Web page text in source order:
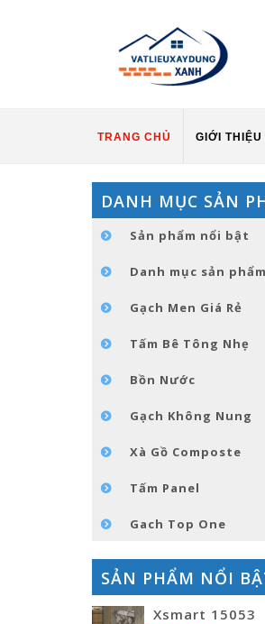
TRANG CHỦ GIỚI THIỆU
DANH MỤC SẢN
Sản phẩm nổi bật
Danh mục sản phẩm
Gạch Men Giá Rẻ
Tấm Bê Tông Nhẹ
Bồn Nước
Gạch Không Nung
Xà Gồ Composte
Tấm Panel
Gach Top One
SẢN PHẨM NỔI
Xsmart 15053